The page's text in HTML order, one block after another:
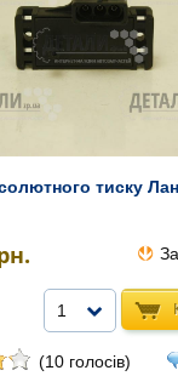
тиску
1
(10 голосів)